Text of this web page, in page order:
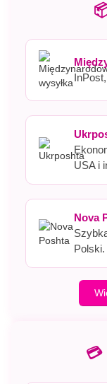
USA i
Nova
Polski.
💳